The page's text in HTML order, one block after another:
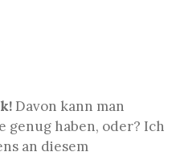
Davon kann man
haben, oder? Ich
an diesem